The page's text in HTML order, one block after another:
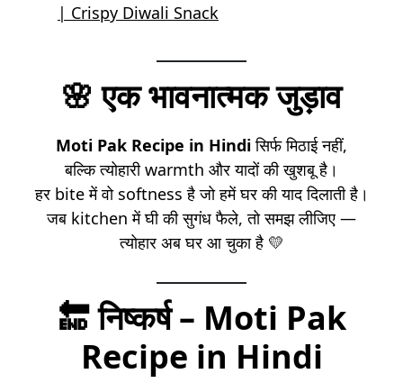
| Crispy Diwali Snack
🌸एक भावनात्मक जुड़ाव
Moti Pak Recipe in Hindiसिर्फ मिठाई नहीं,
बल्कि त्योहारी warmth और यादों की खुशबू है।
हर bite में वो softness है जो हमें घर की याद दिलाती है।
जब kitchen में घी की सुगंध फैले, तो समझ लीजिए —
त्योहार अब घर आ चुका है 💛
🔚निष्कर्ष – Moti Pak
Recipe in Hindi